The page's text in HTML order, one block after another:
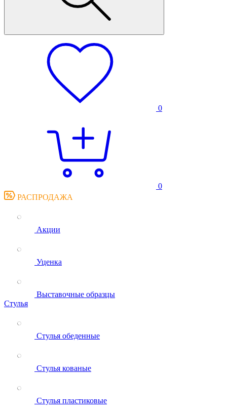
0
0
РАСПРОДАЖА
Акции
Уценка
Выставочные образцы
Стулья
Стулья обеденные
Стулья кованые
Стулья пластиковые